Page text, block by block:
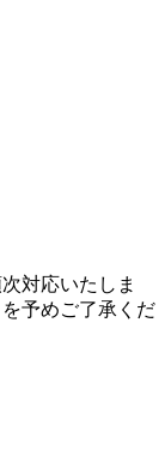
対応いたしま
予めご了承くだ